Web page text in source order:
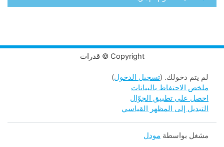
Copyright © قدرات
لم يتم دخولك. (تسجيل الدخول)
ملخص الاحتفاظ بالبيانات
احصل على تطبيق الجوّال
التبديل إلى المظهر القياسي
مشغل بواسطة مودل